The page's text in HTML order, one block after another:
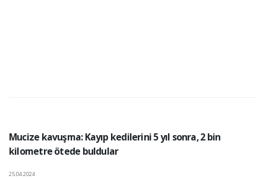
Mucize kavuşma: Kayıp kedilerini 5 yıl sonra, 2 bin
kilometre ötede buldular
25.04.2024